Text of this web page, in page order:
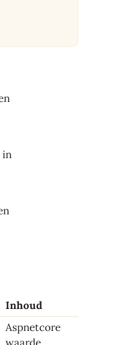
in
Inhoud
Aspnetcore
waarde